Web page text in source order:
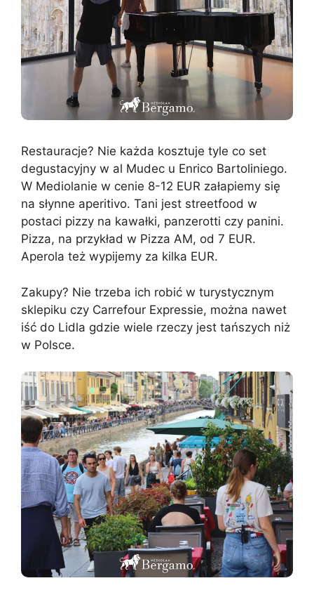
Restauracje? Nie każda kosztuje tyle co set
degustacyjny w al Mudec u Enrico Bartoliniego.
W Mediolanie w cenie 8-12 EUR załapiemy się
na słynne aperitivo. Tani jest streetfood w
postaci pizzy na kawałki, panzerotti czy panini.
Pizza, na przykład w Pizza AM, od 7 EUR.
Aperola też wypijemy za kilka EUR.
Zakupy? Nie trzeba ich robić w turystycznym
sklepiku czy Carrefour Expressie, można nawet
iść do Lidla gdzie wiele rzeczy jest tańszych niż
w Polsce.